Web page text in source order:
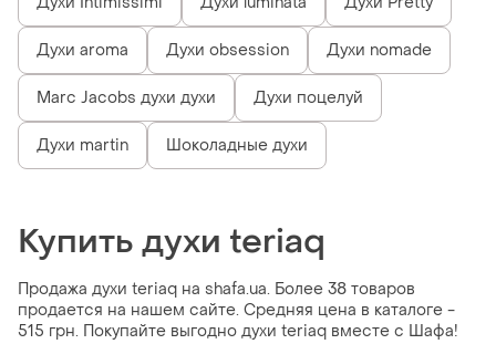
Духи aroma Духи obsession Духи nomade
Marc Jacobs духи духи Духи поцелуй
Духи martin Шоколадные духи
Купить духи teriaq
Продажа духи teriaq на shafa.ua. Более 38 товаров
продается на нашем сайте. Средняя цена в каталоге -
515 грн. Покупайте выгодно духи teriaq вместе с Шафа!